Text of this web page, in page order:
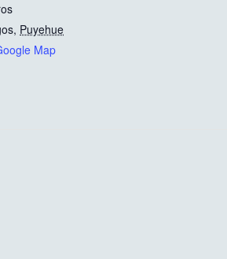
, Puyehue
Map